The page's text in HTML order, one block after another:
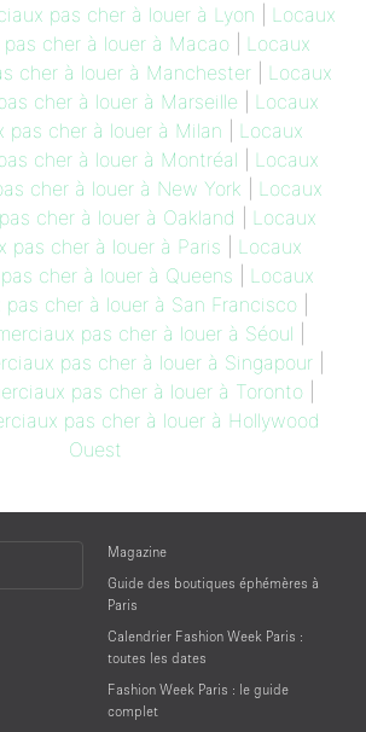
pas cher à louer à Lyon
Locaux
cher à louer à Macao| Locaux
cher à louer à Manchester
Locaux
cher à louer à Marseille
Locaux
pas cher à louer à Milan
Locaux
cher à louer à Montréal
Locaux
cher à louer à New York
Locaux
cher à louer à Oakland
Locaux
pas cher à louer à Paris
Locaux
cher à louer à Queens
Locaux
pas cher à louer à San Francisco|
pas cher à louer à Séoul
pas cher à louer à Singapour
pas cher à louer à Toronto|
pas cher à louer à Hollywood
Ouest
Magazine
Guide des boutiques éphémères à
Paris
Calendrier Fashion Week Paris :
toutes les dates
Fashion Week Paris : le guide
complet